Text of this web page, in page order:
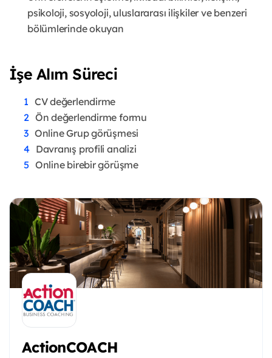
psikoloji, sosyoloji, uluslararası ilişkiler ve benzeri
bölümlerinde okuyan
İşe Alım Süreci
CV değerlendirme
Ön değerlendirme formu
Online Grup görüşmesi
Davranış profili analizi
Online birebir görüşme
ActionCOACH